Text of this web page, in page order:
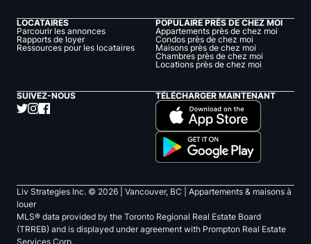
LOCATAIRES
Parcourir les annonces
Rapports de loyer
Ressources pour les locataires
POPULAIRE PRÈS DE CHEZ MOI
Appartements près de chez moi
Condos près de chez moi
Maisons près de chez moi
Chambres près de chez moi
Locations près de chez moi
SUIVEZ-NOUS TÉLÉCHARGER MAINTENANT
Liv Strategies Inc. © 2026 | Vancouver, BC |
Appartements & maisons à
louer
MLS® data provided by the Toronto Regional Real Estate Board
(TRREB) and is displayed under agreement with Prompton Real Estate
Services Corp.